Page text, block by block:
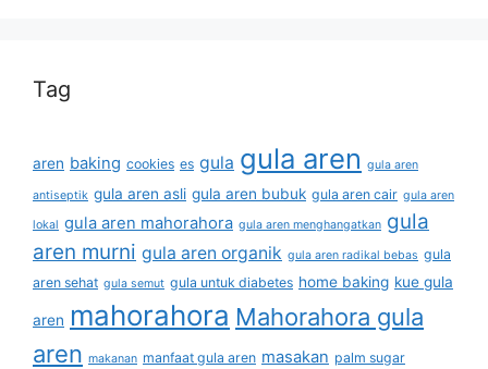
Tag
aren baking cookies es gula gula aren gula aren
antiseptik gula aren asli gula aren bubuk gula aren cair gula aren
lokal gula aren mahorahora gula aren menghangatkan gula
aren murni gula aren organik gula aren radikal bebas gula
aren sehat gula semut gula untuk diabetes home baking kue gula
aren mahorahora Mahorahora gula
aren makanan manfaat gula aren masakan palm sugar